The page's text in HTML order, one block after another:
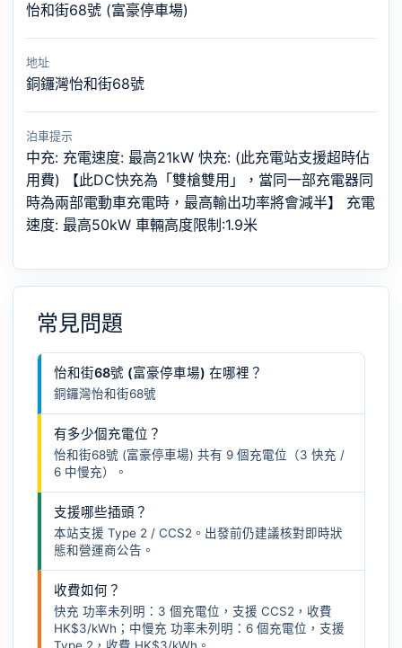
怡和街68號 (富豪停車場)
地址
銅鑼灣怡和街68號
泊車提示
中充: 充電速度: 最高21kW 快充: (此充電站支援超時佔
用費) 【此DC快充為「雙槍雙用」，當同一部充電器同
時為兩部電動車充電時，最高輸出功率將會減半】 充電
速度: 最高50kW 車輛高度限制:1.9米
常見問題
怡和街68號 (富豪停車場) 在哪裡？
銅鑼灣怡和街68號
有多少個充電位？
怡和街68號 (富豪停車場) 共有 9 個充電位（3 快充 /
6 中慢充）。
支援哪些插頭？
本站支援 Type 2 / CCS2。出發前仍建議核對即時狀
態和營運商公告。
收費如何？
快充 功率未列明：3 個充電位，支援 CCS2，收費
HK$3/kWh；中慢充 功率未列明：6 個充電位，支援